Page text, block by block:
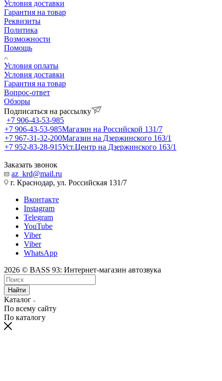
Условия доставки
Гарантия на товар
Реквизиты
Политика
Возможности
Помощь
Условия оплаты
Условия доставки
Гарантия на товар
Вопрос-ответ
Обзоры
Подписаться на рассылку
+7 906-43-53-985
+7 906-43-53-985Магазин на Российской 131/7
+7 967-31-32-200Магазин на Дзержинского 163/1
+7 952-83-28-915Уст.Центр на Дзержинского 163/1
Заказать звонок
az_krd@mail.ru
г. Краснодар, ул. Российская 131/7
Вконтакте
Instagram
Telegram
YouTube
Viber
Viber
WhatsApp
2026 © BASS 93: Интернет-магазин автозвука
Найти
Каталог
По всему сайту
По каталогу